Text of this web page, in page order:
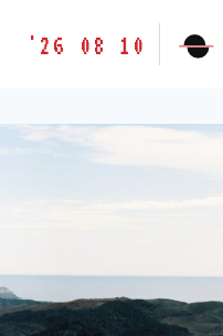
胶
味
'26 08 10